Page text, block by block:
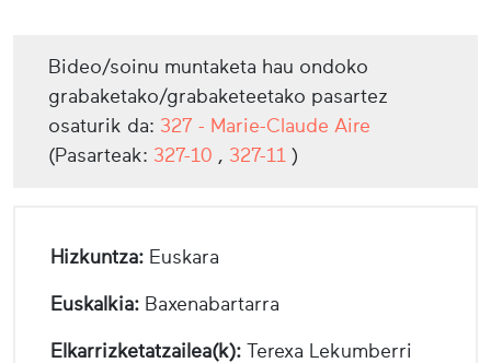
Bideo/soinu muntaketa hau ondoko
grabaketako/grabaketeetako pasartez
osaturik da: 327 - Marie-Claude Aire
(Pasarteak: 327-10 , 327-11 )
Hizkuntza: Euskara
Euskalkia: Baxenabartarra
Elkarrizketatzailea(k): Terexa Lekumberri